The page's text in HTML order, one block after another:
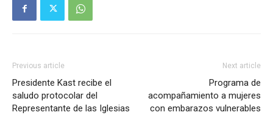
Previous article
Presidente Kast recibe el
saludo protocolar del
Representante de las Iglesias
Next article
Programa de
acompañamiento a mujeres
con embarazos vulnerables